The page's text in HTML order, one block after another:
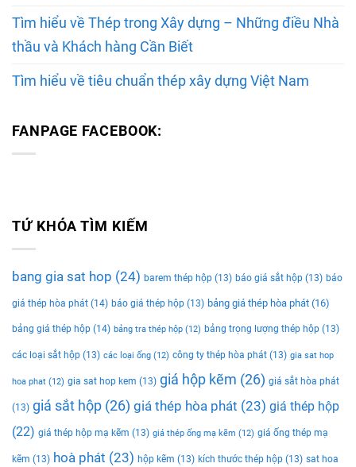
Tìm hiểu về Thép trong Xây dựng – Những điều Nhà
thầu và Khách hàng Cần Biết
Tìm hiểu về tiêu chuẩn thép xây dựng Việt Nam
FANPAGE FACEBOOK:
TỨ KHÓA TÌM KIẾM
bang gia sat hop (24) barem thép hộp (13) báo giá sắt hộp (13) báo
giá thép hòa phát (14) báo giá thép hộp (13) bảng giá thép hòa phát (16)
bảng giá thép hộp (14) bảng tra thép hộp (12) bảng trọng lượng thép hộp (13)
các loại sắt hộp (13) các loại ống (12) công ty thép hòa phát (13) gia sat hop
hoa phat (12) gia sat hop kem (13) giá hộp kẽm (26) giá sắt hòa phát
(13) giá sắt hộp (26) giá thép hòa phát (23) giá thép hộp
(22) giá thép hộp mạ kẽm (13) giá thép ống mạ kẽm (12) giá ống thép mạ
kẽm (13) hoà phát (23) hộp kẽm (13) kích thước thép hộp (13) sat hoa